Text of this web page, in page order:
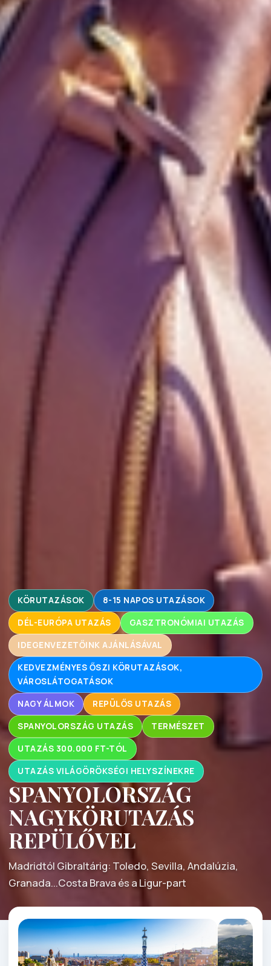
KÖRUTAZÁSOK 8-15 NAPOS UTAZÁSOK
DÉL-EURÓPA UTAZÁS GASZTRONÓMIAI UTAZÁS
IDEGENVEZETŐINK AJÁNLÁSÁVAL
KEDVEZMÉNYES ŐSZI KÖRUTAZÁSOK,
VÁROSLÁTOGATÁSOK
NAGY ÁLMOK REPÜLŐS UTAZÁS
SPANYOLORSZÁG UTAZÁS TERMÉSZET
UTAZÁS 300.000 FT-TÓL
UTAZÁS VILÁGÖRÖKSÉGI HELYSZÍNEKRE
SPANYOLORSZÁG
NAGYKÖRUTAZÁS
REPÜLŐVEL
Madridtól Gibraltárig: Toledo, Sevilla, Andalúzia,
Granada...Costa Brava és a Ligur-part